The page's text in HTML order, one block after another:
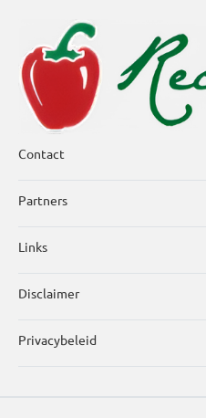
Contact
Partners
Links
Disclaimer
Privacybeleid